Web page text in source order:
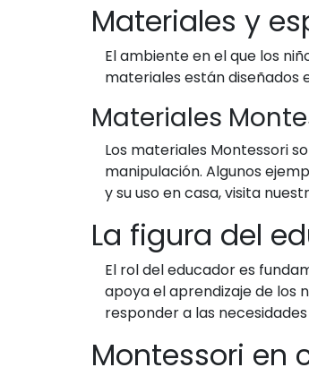
Materiales y
El ambiente en el que los
materiales están diseñados
Materiales
Los materiales Montessori
manipulación. Algunos
y su uso en casa, visita
La figura del
El rol del educador es
apoya el aprendizaje de los
responder a las
Montessori en